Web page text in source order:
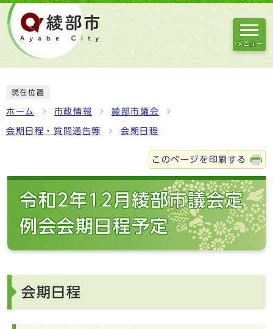
メニュー
現在位置
ホーム 市政情報 綾部市議会
会期日程・質問通告等 会期日程
このページを印刷する
令和2年12月綾部市議会定
例会会期日程予定
会期日程